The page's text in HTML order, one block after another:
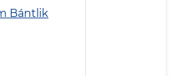
Bántlik